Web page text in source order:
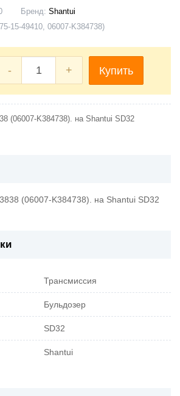
Бренд: Shantui
15-49410, 06007-K384738)
- + Купить
(06007-K384738). на Shantui SD32
(06007-K384738). на Shantui SD32
Трансмиссия
Бульдозер
SD32
Shantui